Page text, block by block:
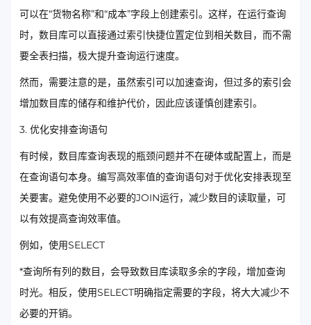
可以在“货物名称”和“成本”字段上创建索引。这样，在运行查询
时，数目库可以直接通过索引快捷位置定位到相关数目，而不需
要全表扫描，极大提升查询运行速度。
然而，需要注意的是，虽然索引可以加速查询，但过多的索引会
增加数目库的储存和维护代价，因此应该谨慎创建索引。
3. 优化安排查询语句
有时候，数目库查询表现的瓶颈问题并不在硬体或配置上，而是
在查询语句本身。编写高效率值的查询语句对于优化安排表现至
关要害。避免使用不必要的JOIN运行，减少数目的读取量，可
以有效提高查询效率值。
例如，使用SELECT
*查询所有列的数目，会导致数目库读取多余的字段，增加查询
时光。相反，使用SELECT明确指定需要的字段，将大大减少不
必要的开销。